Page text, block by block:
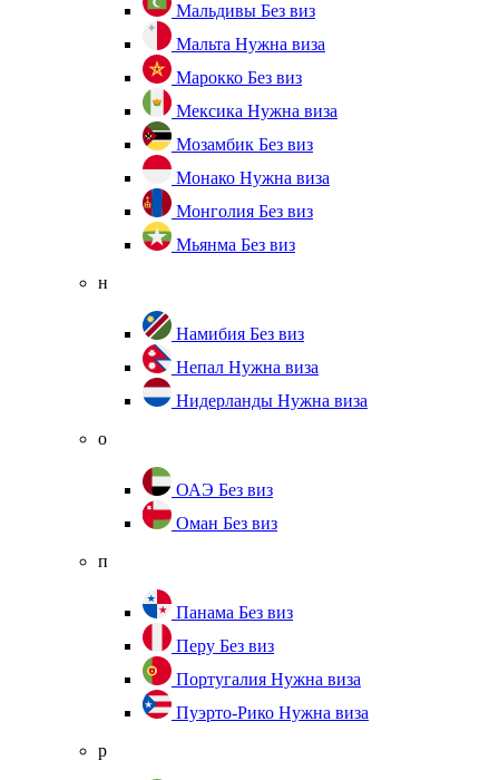
Мальдивы Без виз
Мальта Нужна виза
Марокко Без виз
Мексика Нужна виза
Мозамбик Без виз
Монако Нужна виза
Монголия Без виз
Мьянма Без виз
н
Намибия Без виз
Непал Нужна виза
Нидерланды Нужна виза
о
ОАЭ Без виз
Оман Без виз
п
Панама Без виз
Перу Без виз
Португалия Нужна виза
Пуэрто-Рико Нужна виза
р